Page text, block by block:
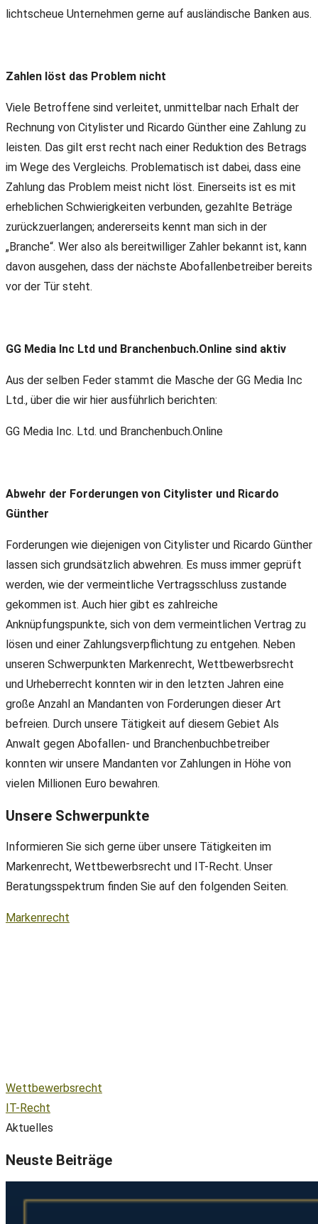
lichtscheue Unternehmen gerne auf ausländische Banken aus.
Zahlen löst das Problem nicht
Viele Betroffene sind verleitet, unmittelbar nach Erhalt der
Rechnung von Citylister und Ricardo Günther eine Zahlung zu
leisten. Das gilt erst recht nach einer Reduktion des Betrags
im Wege des Vergleichs. Problematisch ist dabei, dass eine
Zahlung das Problem meist nicht löst. Einerseits ist es mit
erheblichen Schwierigkeiten verbunden, gezahlte Beträge
zurückzuerlangen; andererseits kennt man sich in der
„Branche“. Wer also als bereitwilliger Zahler bekannt ist, kann
davon ausgehen, dass der nächste Abofallenbetreiber bereits
vor der Tür steht.
GG Media Inc Ltd und Branchenbuch.Online sind aktiv
Aus der selben Feder stammt die Masche der GG Media Inc
Ltd., über die wir hier ausführlich berichten:
GG Media Inc. Ltd. und Branchenbuch.Online
Abwehr der Forderungen von Citylister und Ricardo
Günther
Forderungen wie diejenigen von Citylister und Ricardo Günther
lassen sich grundsätzlich abwehren. Es muss immer geprüft
werden, wie der vermeintliche Vertragsschluss zustande
gekommen ist. Auch hier gibt es zahlreiche
Anknüpfungspunkte, sich von dem vermeintlichen Vertrag zu
lösen und einer Zahlungsverpflichtung zu entgehen. Neben
unseren Schwerpunkten Markenrecht, Wettbewerbsrecht
und Urheberrecht konnten wir in den letzten Jahren eine
große Anzahl an Mandanten von Forderungen dieser Art
befreien. Durch unsere Tätigkeit auf diesem Gebiet Als
Anwalt gegen Abofallen- und Branchenbuchbetreiber
konnten wir unsere Mandanten vor Zahlungen in Höhe von
vielen Millionen Euro bewahren.
Unsere Schwerpunkte
Informieren Sie sich gerne über unsere Tätigkeiten im
Markenrecht, Wettbewerbsrecht und IT-Recht. Unser
Beratungsspektrum finden Sie auf den folgenden Seiten.
Markenrecht
Wettbewerbsrecht
IT-Recht
Aktuelles
Neuste Beiträge